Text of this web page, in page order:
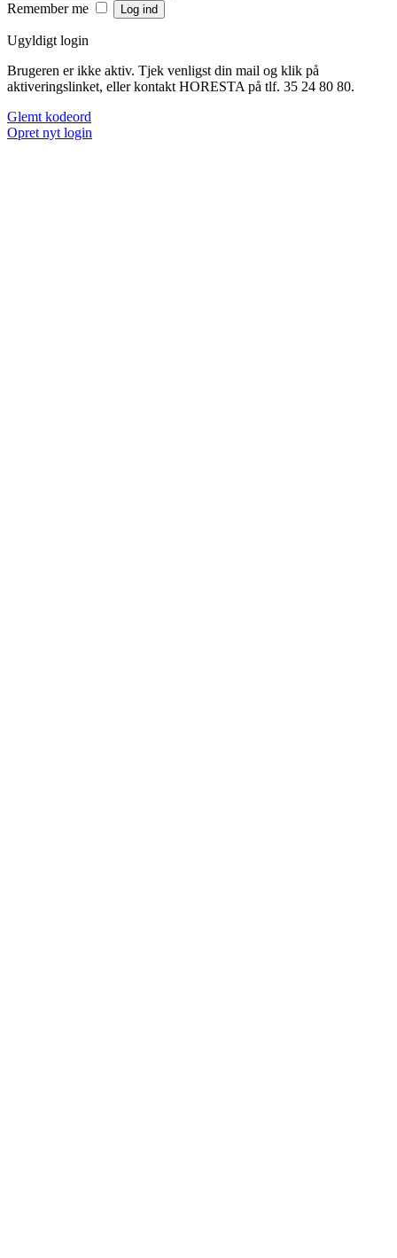
Remember me
Ugyldigt login
Brugeren er ikke aktiv. Tjek venligst din mail og klik på
aktiveringslinket, eller kontakt HORESTA på tlf. 35 24 80 80.
Glemt kodeord
Opret nyt login